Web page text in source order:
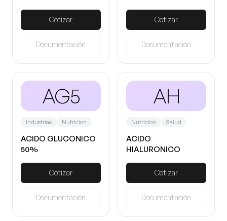
Cotizar
Documentación
Cotizar
Documentación
AG5
Industrias Nutricion
ACIDO GLUCONICO
50%
Cotizar
Documentación
AH
Nutricion Salud
ACIDO
HIALURONICO
Cotizar
Documentación